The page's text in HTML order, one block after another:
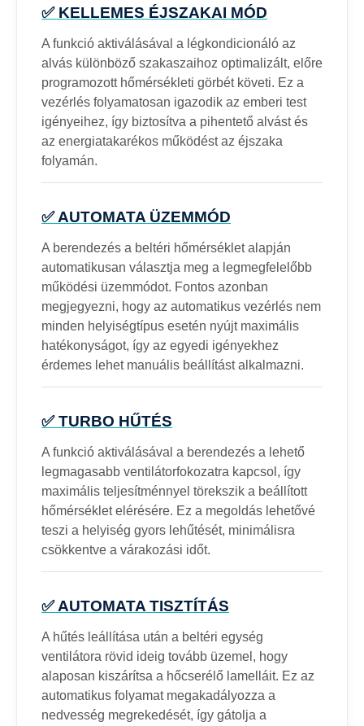
✅ KELLEMES ÉJSZAKAI MÓD
A funkció aktiválásával a légkondicionáló az
alvás különböző szakaszaihoz optimalizált, előre
programozott hőmérsékleti görbét követi. Ez a
vezérlés folyamatosan igazodik az emberi test
igényeihez, így biztosítva a pihentető alvást és
az energiatakarékos működést az éjszaka
folyamán.
✅ AUTOMATA ÜZEMMÓD
A berendezés a beltéri hőmérséklet alapján
automatikusan választja meg a legmegfelelőbb
működési üzemmódot. Fontos azonban
megjegyezni, hogy az automatikus vezérlés nem
minden helyiségtípus esetén nyújt maximális
hatékonyságot, így az egyedi igényekhez
érdemes lehet manuális beállítást alkalmazni.
✅ TURBO HŰTÉS
A funkció aktiválásával a berendezés a lehető
legmagasabb ventilátorfokozatra kapcsol, így
maximális teljesítménnyel törekszik a beállított
hőmérséklet elérésére. Ez a megoldás lehetővé
teszi a helyiség gyors lehűtését, minimálisra
csökkentve a várakozási időt.
✅ AUTOMATA TISZTÍTÁS
A hűtés leállítása után a beltéri egység
ventilátora rövid ideig tovább üzemel, hogy
alaposan kiszárítsa a hőcserélő lamelláit. Ez az
automatikus folyamat megakadályozza a
nedvesség megrekedését, így gátolja a